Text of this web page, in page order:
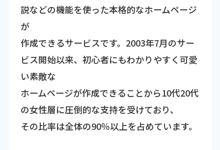
説などの機能を使った本格的なホームページ
が
作成できるサービスです。2003年7月のサー
ビス開始以来、初心者にもわかりやすく可愛
い素敵な
ホームページが作成できることから10代20代
の女性層に圧倒的な支持を受けており、
その比率は全体の90％以上を占めています。